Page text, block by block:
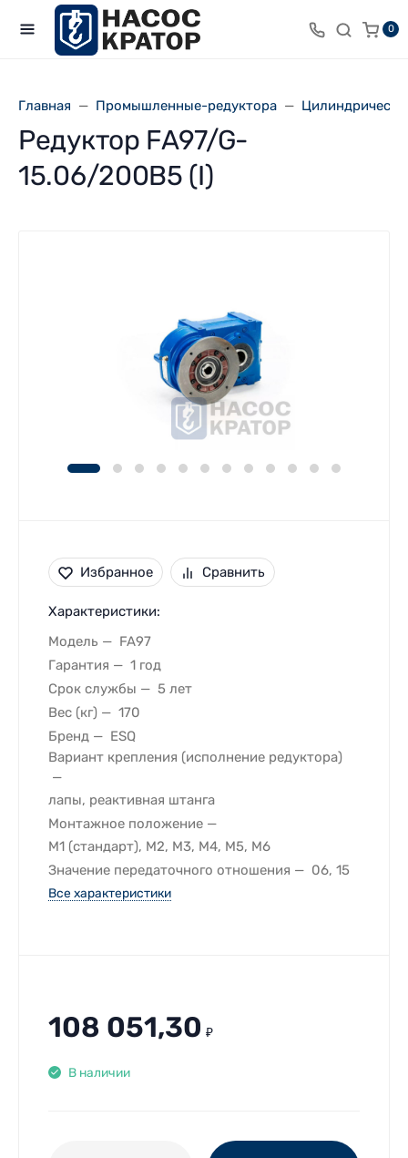
0
Главная Промышленные-редуктора
Редуктор FA97/G-
15.06/200B5 (I)
Избранное Сравнить
Характеристики:
Модель
FA97
Гарантия
1 год
Срок службы
5 лет
Вес (кг)
170
Бренд
ESQ
Вариант крепления (исполнение редуктора)
лапы, реактивная штанга
Монтажное положение
M1 (стандарт), M2, M3, M4, M5, M6
Значение передаточного отношения
06, 15
Все характеристики
108 051,30 ₽
В наличии